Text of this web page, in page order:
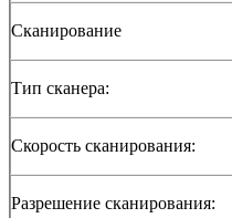
Сканирование
Тип сканера:
Скорость сканирования:
Разрешение сканирования: